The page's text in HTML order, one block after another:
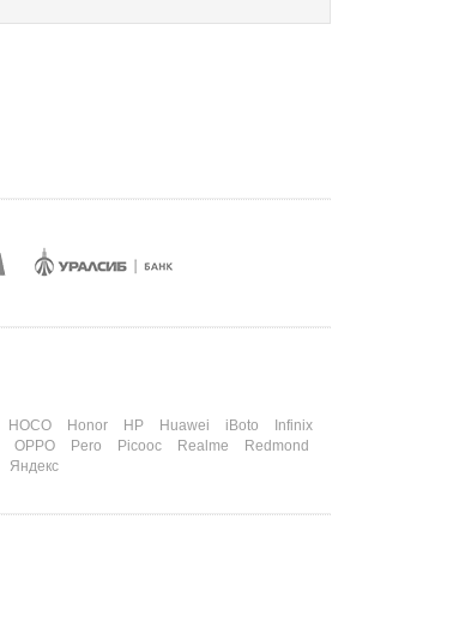
HOCO Honor HP Huawei iBoto
Infinix
OPPO Pero Picooc Realme
Redmond
Яндекс